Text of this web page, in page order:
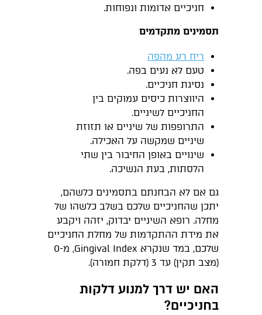
חניכיים אדומות ונפוחות.
תסמינים מתקדמים
ריח רע מהפה
טעם לא נעים בפה.
נסיגת חניכיים.
היווצרות כיסים עמוקים בין
החניכיים לשיניים.
התרופפות של שיניים או תזוזת
שיניים שמקשה על האכילה.
שינויים באופן החיבור בין שתי
הלסתות, בעת הנשיכה.
גם אם לא הבחנתם בתסמינים כלשהם,
יתכן שהחניכיים שלכם בשלב כלשהו של
מחלה. רופא השיניים יבדוק, יזהה ויקבע
את מידת ההתקדמות של מחלת החניכיים
שלכם, במד שנקרא Gingival Index, מ-0
(מצב תקין) עד 3 (דלקת חמורה).
האם יש דרך למנוע דלקות
בחניכיים?